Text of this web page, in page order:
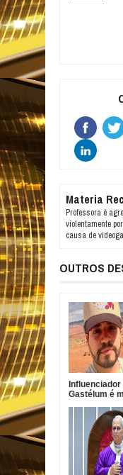
Materia
Professora é
violentamente
causa de
OUTROS
Gastélum é